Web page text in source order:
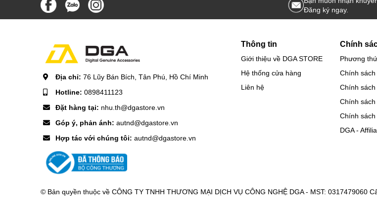
Đăng ký ngay.
Địa chỉ: 76 Lũy Bán Bích, Tân Phú, Hồ Chí Minh
Hotline: 0898411123
Đặt hàng tại: nhu.th@dgastore.vn
Góp ý, phản ánh: autnd@dgastore.vn
Hợp tác với chúng tôi: autnd@dgastore.vn
Thông tin
Giới thiệu về DGA STORE
Hệ thống cửa hàng
Liên hệ
Chính
Phương
Chính
Chính
Chính
Chính
DGA -
© Bản quyền thuộc về CÔNG TY TNHH THƯƠNG MẠI DỊCH VỤ CÔNG NGHỆ DGA - MST: 0317479060